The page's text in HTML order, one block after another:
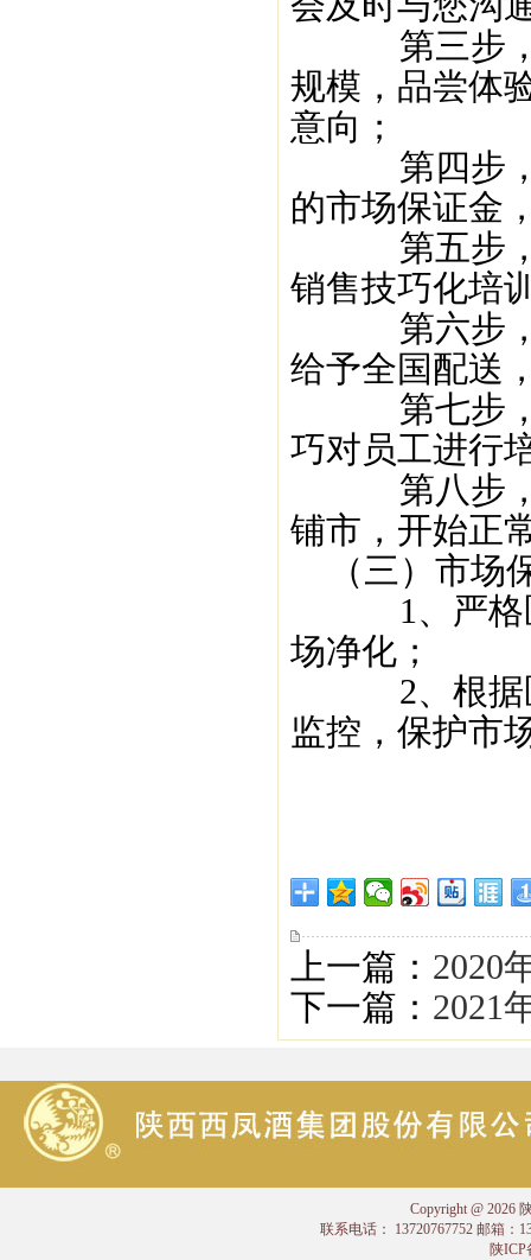
第三步，洽
规模，品尝体
意向；
第四步，签
的市场保证金
第五步，销
销售技巧化培
第六步，产
给予全国配送
第七步，招
巧对员工进行
第八步，经
铺市，开始正
（三）市场
1、严格区
场净化；
2、根据区
监控，保护市
上一篇： 2020
下一篇： 2021
Copyright @ 2026
联系电话： 13720767752 邮箱：
陕ICP